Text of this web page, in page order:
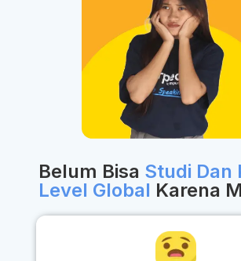
Belum Bisa Studi Dan
Level Global Karena